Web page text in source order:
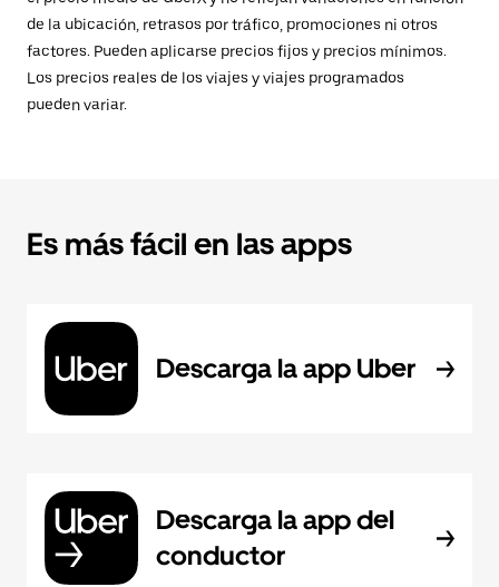
de la ubicación, retrasos por tráfico, promociones ni otros
factores. Pueden aplicarse precios fijos y precios mínimos.
Los precios reales de los viajes y viajes programados
pueden variar.
Es más fácil en las apps
Descarga la app Uber
Descarga la app del
conductor